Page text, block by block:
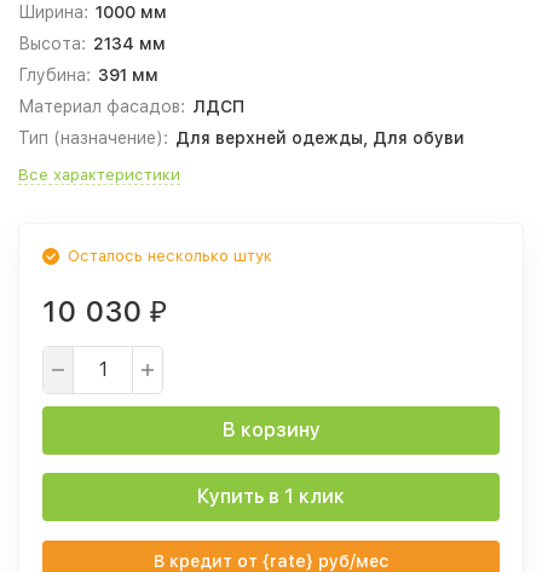
Ширина: 1000 мм
Высота: 2134 мм
Глубина: 391 мм
Материал фасадов: ЛДСП
Тип (назначение): Для верхней одежды, Для обуви
Все характеристики
Осталось несколько штук
10 030 ₽
В корзину
Купить в 1 клик
В кредит от {rate} руб/мес